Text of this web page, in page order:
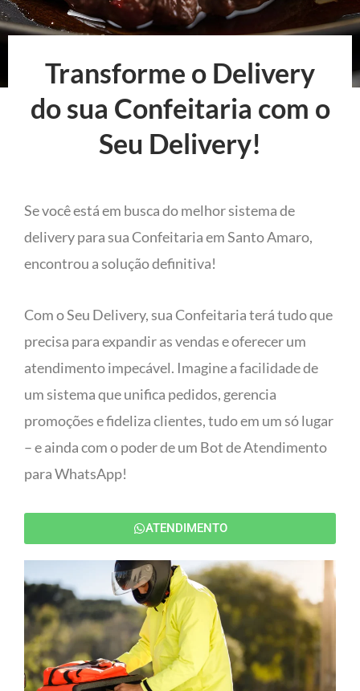
Transforme o Delivery
do sua Confeitaria com o
Seu Delivery!
Se você está em busca do melhor sistema de
delivery para sua Confeitaria em Santo Amaro,
encontrou a solução definitiva!
Com o Seu Delivery, sua Confeitaria terá tudo que
precisa para expandir as vendas e oferecer um
atendimento impecável. Imagine a facilidade de
um sistema que unifica pedidos, gerencia
promoções e fideliza clientes, tudo em um só lugar
– e ainda com o poder de um Bot de Atendimento
para WhatsApp!
ATENDIMENTO